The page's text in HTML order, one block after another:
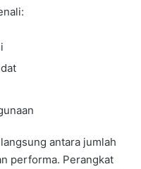
antara jumlah
performa. Perangkat